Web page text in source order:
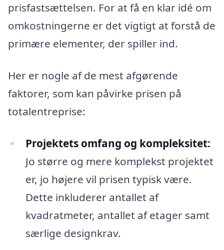
prisfastsættelsen. For at få en klar idé om
omkostningerne er det vigtigt at forstå de
primære elementer, der spiller ind.
Her er nogle af de mest afgørende
faktorer, som kan påvirke prisen på
totalentreprise:
Projektets omfang og kompleksitet:
Jo større og mere komplekst projektet
er, jo højere vil prisen typisk være.
Dette inkluderer antallet af
kvadratmeter, antallet af etager samt
særlige designkrav.